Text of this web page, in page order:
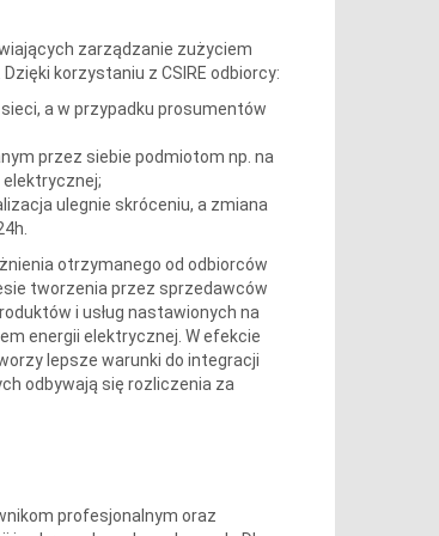
zarządzanie zużyciem
korzystaniu z CSIRE odbiorcy:
a w przypadku prosumentów
przez siebie podmiotom np. na
ulegnie skróceniu, a zmiana
otrzymanego od odbiorców
tworzenia przez sprzedawców
i usług nastawionych na
energii elektrycznej. W efekcie
lepsze warunki do integracji
odbywają się rozliczenia za
profesjonalnym oraz